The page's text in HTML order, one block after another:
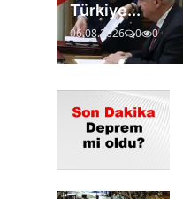
Türkiye...
06.08.2026 0 0